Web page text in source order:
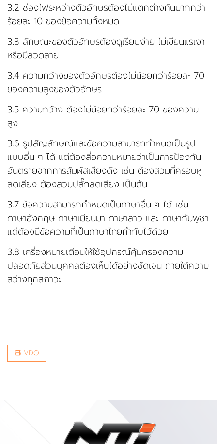
3.2 ช่องไฟระหว่างตัวอักษรต้องไม่แตกต่างกันมากกว่า
ร้อยละ 10 ของข้อความทั้งหมด
3.3 ลักษณะของตัวอักษรต้องดูเรียบง่าย ไม่เขียนแรเงา
หรือมีลวดลาย
3.4 ความกว้างของตัวอักษรต้องไม่น้อยกว่าร้อยละ 70
ของความสูงของตัวอักษร
3.5 ความกว้าง ต้องไม่น้อยกว่าร้อยละ 70 ของความ
สูง
3.6 รูปสัญลักษณ์และข้อความสามารถกำหนดเป็นรูป
แบบอื่น ๆ ได้ แต่ต้องสื่อความหมายว่าเป็นการป้องกัน
อันตรายจากการสัมผัสเสียงดัง เช่น ต้องสวมที่ครอบหู
ลดเสียง ต้องสวมปลั๊กลดเสียง เป็นต้น
3.7 ข้อความสามารถกำหนดเป็นภาษาอื่น ๆ ได้ เช่น
ภาษาอังกฤษ ภาษาเมียนมา ภาษาลาว และ ภาษากัมพูชา
แต่ต้องมีข้อความที่เป็นภาษาไทยกำกับไว้ด้วย
3.8 เครื่องหมายเตือนให้ใช้อุปกรณ์คุ้มครองความ
ปลอดภัยส่วนบุคคลต้องเห็นได้อย่างชัดเจน ภายใต้ความ
สว่างทุกสภาวะ
VDO